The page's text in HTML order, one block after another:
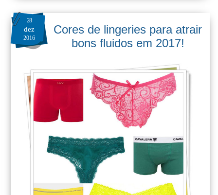
28
dez
2016
Cores de lingeries para atrair
bons fluidos em 2017!